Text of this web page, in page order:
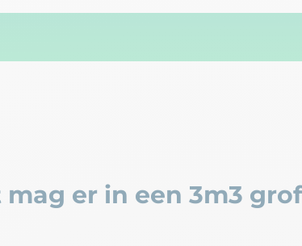
mag er in een 3m3